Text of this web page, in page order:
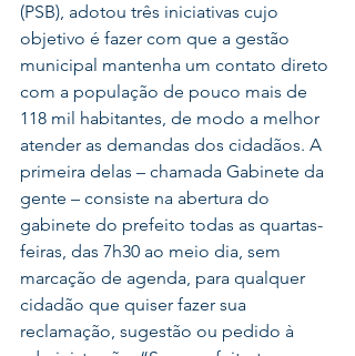
(PSB), adotou três iniciativas cujo
objetivo é fazer com que a gestão
municipal mantenha um contato direto
com a população de pouco mais de
118 mil habitantes, de modo a melhor
atender as demandas dos cidadãos. A
primeira delas – chamada Gabinete da
gente – consiste na abertura do
gabinete do prefeito todas as quartas-
feiras, das 7h30 ao meio dia, sem
marcação de agenda, para qualquer
cidadão que quiser fazer sua
reclamação, sugestão ou pedido à